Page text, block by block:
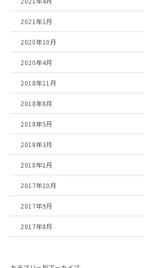
2021年1月
2020年10月
2020年4月
2018年11月
2018年8月
2018年5月
2018年3月
2018年1月
2017年10月
2017年9月
2017年8月